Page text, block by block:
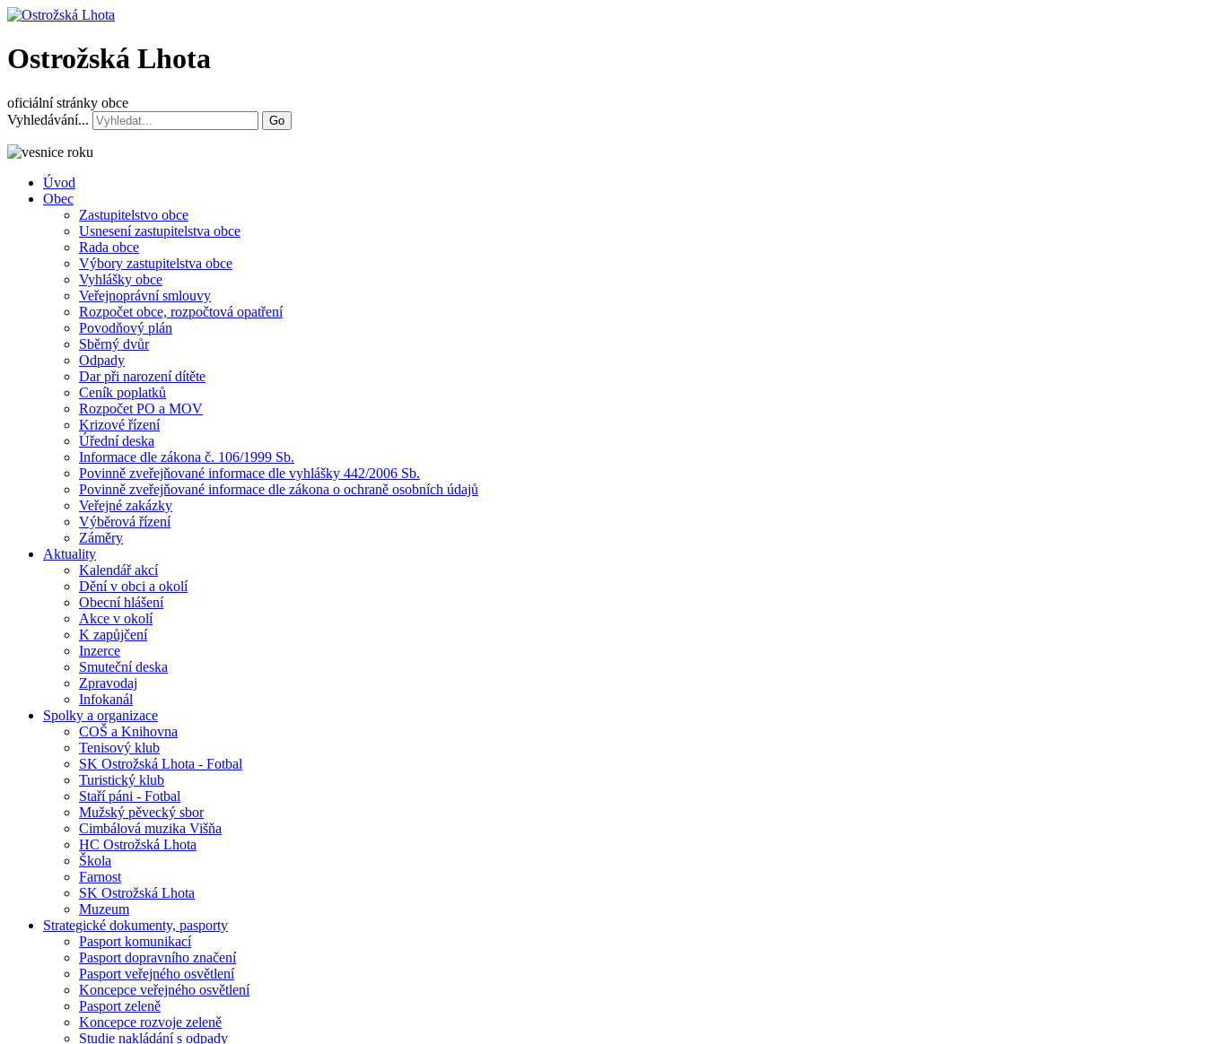
Ostrožská Lhota
oficiální stránky obce
Vyhledávání...
Go
Úvod
Obec
Zastupitelstvo obce
Usnesení zastupitelstva obce
Rada obce
Výbory zastupitelstva obce
Vyhlášky obce
Veřejnoprávní smlouvy
Rozpočet obce, rozpočtová opatření
Povodňový plán
Sběrný dvůr
Odpady
Dar při narození dítěte
Ceník poplatků
Rozpočet PO a MOV
Krizové řízení
Úřední deska
Informace dle zákona č. 106/1999 Sb.
Povinně zveřejňované informace dle vyhlášky 442/2006 Sb.
Povinně zveřejňované informace dle zákona o ochraně osobních údajů
Veřejné zakázky
Výběrová řízení
Záměry
Aktuality
Kalendář akcí
Dění v obci a okolí
Obecní hlášení
Akce v okolí
K zapůjčení
Inzerce
Smuteční deska
Zpravodaj
Infokanál
Spolky a organizace
COŠ a Knihovna
Tenisový klub
SK Ostrožská Lhota - Fotbal
Turistický klub
Staří páni - Fotbal
Mužský pěvecký sbor
Cimbálová muzika Višňa
HC Ostrožská Lhota
Škola
Farnost
SK Ostrožská Lhota
Muzeum
Strategické dokumenty, pasporty
Pasport komunikací
Pasport dopravního značení
Pasport veřejného osvětlení
Koncepce veřejného osvětlení
Pasport zeleně
Koncepce rozvoje zeleně
Studie nakládání s odpady